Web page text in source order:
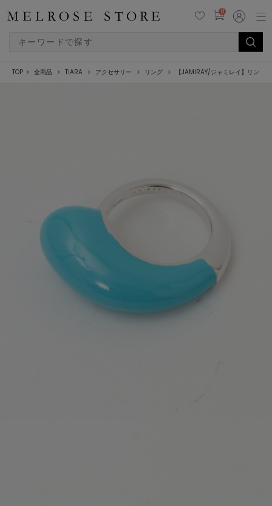
0
TOP 全商品 TIARA アクセサリー リング 【JAMIRAY/ジャミレイ】リング